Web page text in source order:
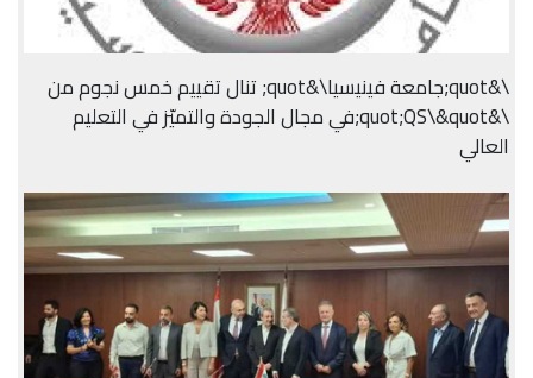
\&quot;جامعة فينيسيا\&quot; تنال تقييم خمس نجوم من
\&quot;QS\&quot;في مجال الجودة والتميّز في التعليم
العالي